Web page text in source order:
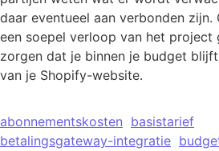
daar eventueel aan verbonden zijn.
een soepel verloop van het project
zorgen dat je binnen je budget
van je Shopify-website.
abonnementskosten basistarief
betalingsgateway-integratie